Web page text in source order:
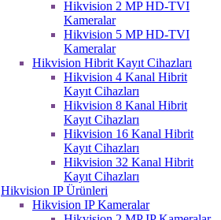
Hikvision 2 MP HD-TVI
Kameralar
Hikvision 5 MP HD-TVI
Kameralar
Hikvision Hibrit Kayıt Cihazları
Hikvision 4 Kanal Hibrit
Kayıt Cihazları
Hikvision 8 Kanal Hibrit
Kayıt Cihazları
Hikvision 16 Kanal Hibrit
Kayıt Cihazları
Hikvision 32 Kanal Hibrit
Kayıt Cihazları
Hikvision IP Ürünleri
Hikvision IP Kameralar